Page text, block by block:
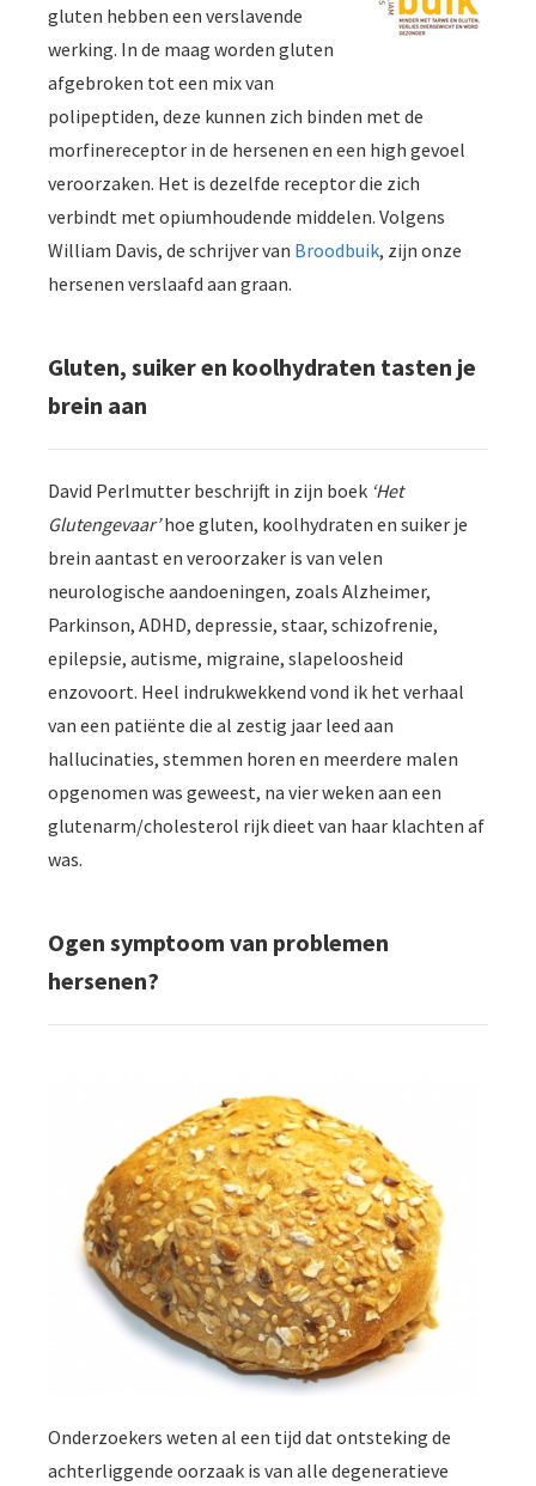
gluten hebben een verslavende
werking. In de maag worden gluten
afgebroken tot een mix van
polipeptiden, deze kunnen zich binden met de
morfinereceptor in de hersenen en een high gevoel
veroorzaken. Het is dezelfde receptor die zich
verbindt met opiumhoudende middelen. Volgens
William Davis, de schrijver van Broodbuik, zijn onze
hersenen verslaafd aan graan.
Gluten, suiker en koolhydraten tasten je
brein aan
David Perlmutter beschrijft in zijn boek ‘Het
Glutengevaar’hoe gluten, koolhydraten en suiker je
brein aantast en veroorzaker is van velen
neurologische aandoeningen, zoals Alzheimer,
Parkinson, ADHD, depressie, staar, schizofrenie,
epilepsie, autisme, migraine, slapeloosheid
enzovoort. Heel indrukwekkend vond ik het verhaal
van een patiënte die al zestig jaar leed aan
hallucinaties, stemmen horen en meerdere malen
opgenomen was geweest, na vier weken aan een
glutenarm/cholesterol rijk dieet van haar klachten af
was.
Ogen symptoom van problemen
hersenen?
Onderzoekers weten al een tijd dat ontsteking de
achterliggende oorzaak is van alle degeneratieve